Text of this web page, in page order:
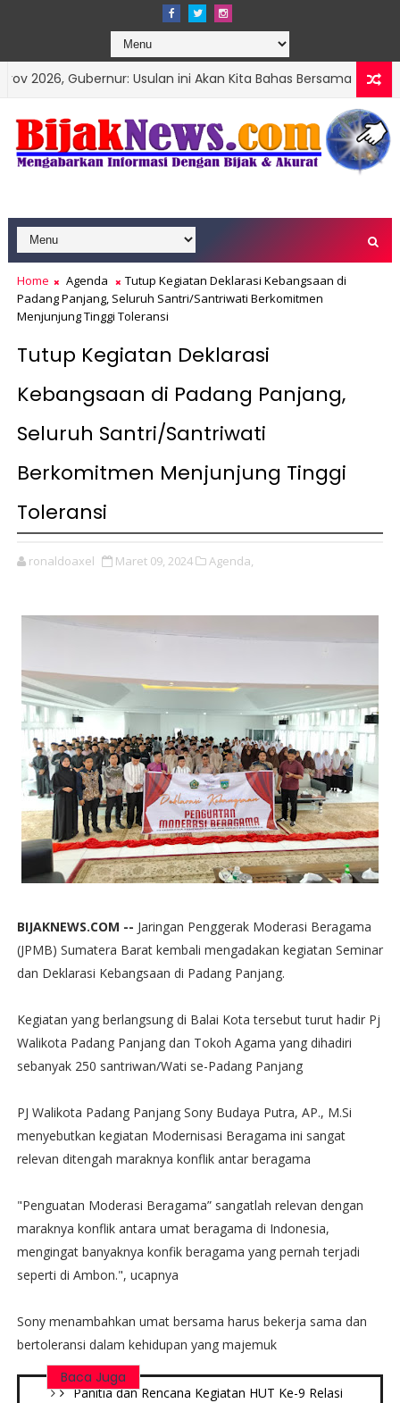
Usulan ini Akan Kita Bahas Bersama SUMBAR
Home Agenda
Tutup Kegiatan Deklarasi Kebangsaan di
Padang Panjang, Seluruh Santri/Santriwati Berkomitmen
Menjunjung Tinggi Toleransi
Tutup Kegiatan Deklarasi
Kebangsaan di Padang Panjang,
Seluruh Santri/Santriwati
Berkomitmen Menjunjung Tinggi
Toleransi
ronaldoaxel Maret 09, 2024 Agenda,
BIJAKNEWS.COM -- Jaringan Penggerak Moderasi Beragama
(JPMB) Sumatera Barat kembali mengadakan kegiatan Seminar
dan Deklarasi Kebangsaan di Padang Panjang.
Kegiatan yang berlangsung di Balai Kota tersebut turut hadir Pj
Walikota Padang Panjang dan Tokoh Agama yang dihadiri
sebanyak 250 santriwan/Wati se-Padang Panjang
PJ Walikota Padang Panjang Sony Budaya Putra, AP., M.Si
menyebutkan kegiatan Modernisasi Beragama ini sangat
relevan ditengah maraknya konflik antar beragama
"Penguatan Moderasi Beragama” sangatlah relevan dengan
maraknya konflik antara umat beragama di Indonesia,
mengingat banyaknya konfik beragama yang pernah terjadi
seperti di Ambon.", ucapnya
Sony menambahkan umat bersama harus bekerja sama dan
bertoleransi dalam kehidupan yang majemuk
Baca Juga
Panitia dan Rencana Kegiatan HUT Ke-9 Relasi